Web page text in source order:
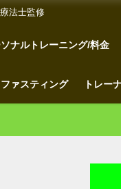
法士監修
ナルトレーニング/料金
ファスティング トレー